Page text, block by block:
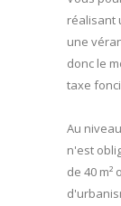
réalisant
une
donc le
taxe
Au
n'est
de 40 m²